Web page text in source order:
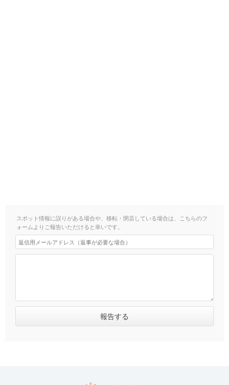
スポット情報に誤りがある場合や、移転・閉店している場合は、こちらのフ
ォームよりご報告いただけると幸いです。